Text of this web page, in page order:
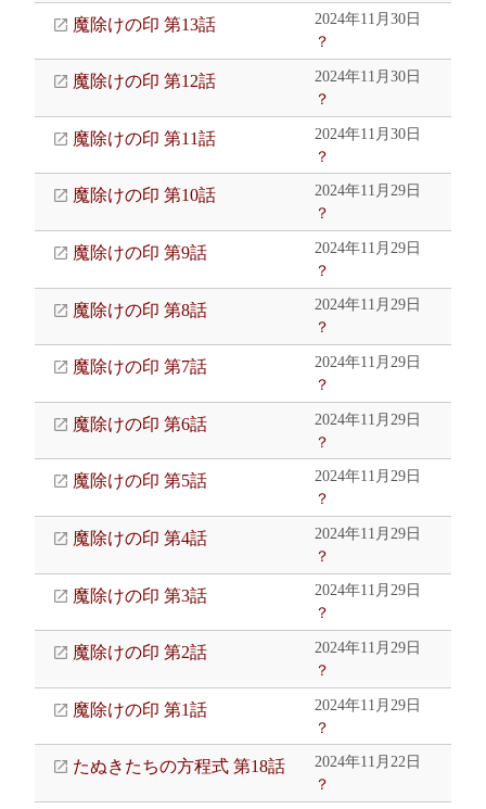
魔除けの印 第13話
2024年11月30日
？
魔除けの印 第12話
2024年11月30日
？
魔除けの印 第11話
2024年11月30日
？
魔除けの印 第10話
2024年11月29日
？
魔除けの印 第9話
2024年11月29日
？
魔除けの印 第8話
2024年11月29日
？
魔除けの印 第7話
2024年11月29日
？
魔除けの印 第6話
2024年11月29日
？
魔除けの印 第5話
2024年11月29日
？
魔除けの印 第4話
2024年11月29日
？
魔除けの印 第3話
2024年11月29日
？
魔除けの印 第2話
2024年11月29日
？
魔除けの印 第1話
2024年11月29日
？
たぬきたちの方程式 第18話
2024年11月22日
？